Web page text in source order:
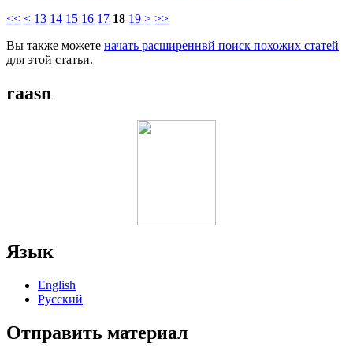
<< < 13 14 15 16 17 18 19 > >>
Вы также можете начать расширеннвй поиск похожих статей
для этой статьи.
raasn
Язык
English
Русский
Отправить материал